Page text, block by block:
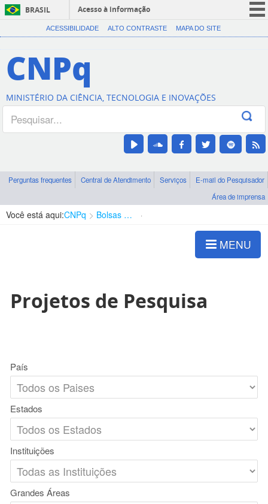
BRASIL
Acesso à informação
CORONAVÍRUS (COVID-19)
Canais
ACESSIBILIDADE ALTO CONTRASTE MAPA DO SITE
CNPq
MINISTÉRIO DA CIÊNCIA, TECNOLOGIA E INOVAÇÕES
Perguntas frequentes Central de Atendimento Serviços
E-mail do Pesquisador
Área de imprensa
Você está aqui:CNPq Bolsas e Auxílios Vigentes
MENU
Projetos de Pesquisa
País
Estados
Instituições
Grandes Áreas